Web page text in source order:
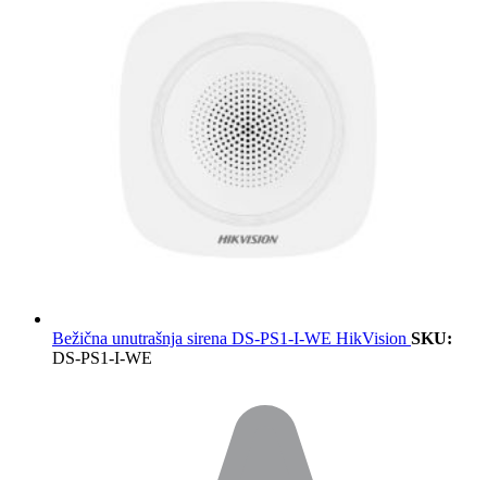
Bežična unutrašnja sirena DS-PS1-I-WE HikVision SKU:
DS-PS1-I-WE